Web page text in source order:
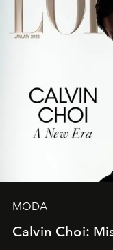
MODA
Calvin Choi: